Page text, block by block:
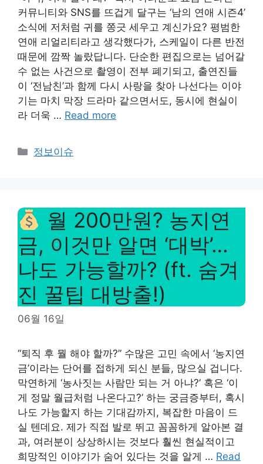
커뮤니티와 SNS를 뜨겁게 달구는 ‘남의 연애 시즌4’
소식에 저처럼 귀를 쫑긋 세우고 계신가요? 평범한
연애 리얼리티라고 생각했다가, 스케일이 다른 반전
때문에 깜짝 놀랐답니다. 단순한 편집으로는 넘어갈
수 없는 사건으로 촬영이 전부 폐기되고, 출연진들
이 ‘전남친’과 함께 다시 사랑을 찾아 나선다는 이야
기는 마치 막장 드라마 같으면서도, 동시에 현실이
라 더욱 … Read more
Categories
정보이슈
월 200만원? 농지연
금, 이것만 알면 ‘대박’…
나도 가능할까? (ft. 숨겨
진 꿀팁 대방출!)
06월 16일
“퇴직 후 뭘 해야 할까?” 수많은 고민 속에서 ‘농지연
금’이라는 단어를 접하게 되신 분들, 많으실 겁니다.
막연하게 ‘농사짓는 사람만 되는 거 아냐?’ 혹은 ‘이
게 정말 월급처럼 나온다고?’ 하는 궁금증부터, 혹시
나도 가능할지 하는 기대감까지, 복잡한 마음이 드
실 텐데요. 제가 직접 발로 뛰고 꼼꼼하게 알아본 결
과, 여러분이 상상하시는 것보다 훨씬 현실적이고
희망적인 이야기가 숨어 있다는 것을 알게 … Read